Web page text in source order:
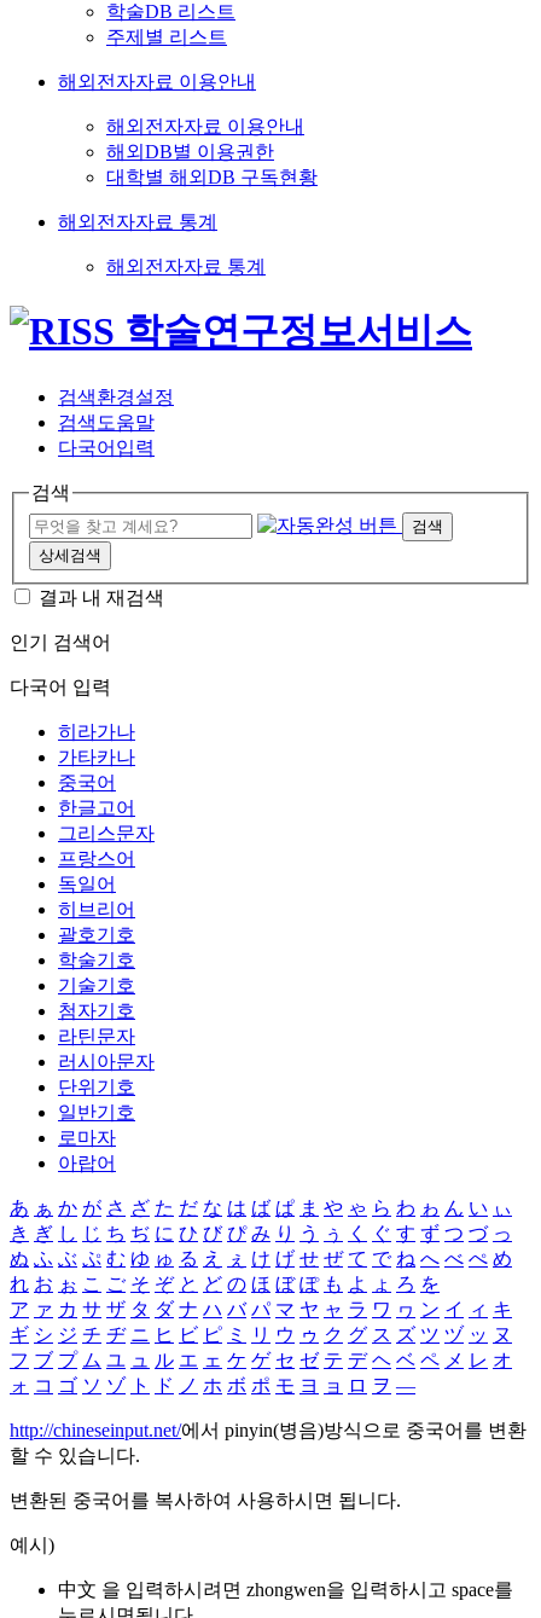
학술DB 리스트
주제별 리스트
해외전자자료 이용안내
해외전자자료 이용안내
해외DB별 이용권한
대학별 해외DB 구독현황
해외전자자료 통계
해외전자자료 통계
검색환경설정
검색도움말
다국어입력
검색
검색
상세검색
결과 내 재검색
인기 검색어
다국어 입력
히라가나
가타카나
중국어
한글고어
그리스문자
프랑스어
독일어
히브리어
괄호기호
학술기호
기술기호
첨자기호
라틴문자
러시아문자
단위기호
일반기호
로마자
아랍어
あ ぁ か が さ ざ た だ な は ば ぱ ま や ゃ ら わ ゎ ん い ぃ
き ぎ し じ ち ぢ に ひ び ぴ み り う ぅ く ぐ す ず つ づ っ
ぬ ふ ぶ ぷ む ゆ ゅ る え ぇ け げ せ ぜ て で ね へ べ ぺ め
れ お ぉ こ ご そ ぞ と ど の ほ ぼ ぽ も よ ょ ろ を
ア ァ カ サ ザ タ ダ ナ ハ バ パ マ ヤ ャ ラ ワ ヮ ン イ ィ キ
ギ シ ジ チ ヂ ニ ヒ ビ ピ ミ リ ウ ゥ ク グ ス ズ ツ ヅ ッ ヌ
フ ブ プ ム ユ ュ ル エ ェ ケ ゲ セ ゼ テ デ ヘ ベ ペ メ レ オ
ォ コ ゴ ソ ゾ ト ド ノ ホ ボ ポ モ ヨ ョ ロ ヲ ―
http://chineseinput.net/에서 pinyin(병음)방식으로 중국어를 변환
할 수 있습니다.
변환된 중국어를 복사하여 사용하시면 됩니다.
예시)
中文 을 입력하시려면 zhongwen을 입력하시고 space를